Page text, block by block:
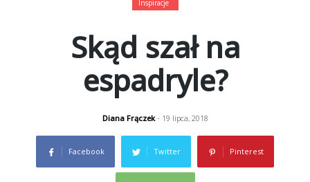
Inspiracje
Skąd szał na
espadryle?
Diana Frączek- 19 lipca, 2018
Facebook Twitter Pinterest